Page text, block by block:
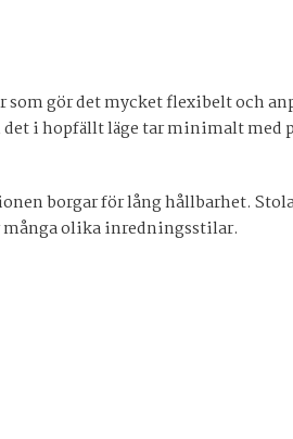
gör det mycket flexibelt och
i hopfällt läge tar minimalt med
borgar för lång hållbarhet.
olika inredningsstilar.